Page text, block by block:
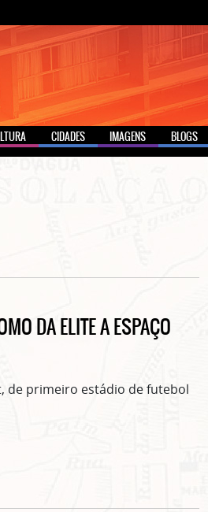
CIDADES IMAGENS BLOGS
DA ELITE A ESPAÇO
de primeiro estádio de futebol